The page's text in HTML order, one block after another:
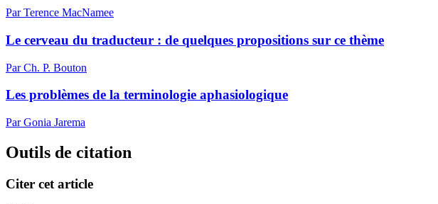
Par Terence MacNamee
Le cerveau du traducteur : de quelques propositions sur ce thème
Par Ch. P. Bouton
Les problèmes de la terminologie aphasiologique
Par Gonia Jarema
Outils de citation
Citer cet article